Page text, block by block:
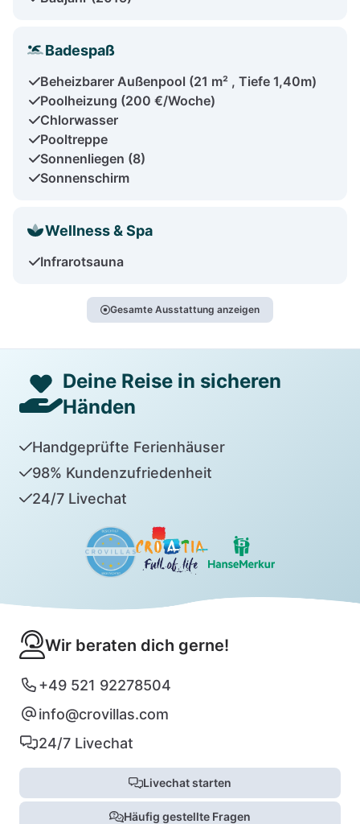
Badespaß
Beheizbarer Außenpool (21 m² , Tiefe 1,40m)
Poolheizung (200 €/Woche)
Chlorwasser
Pooltreppe
Sonnenliegen (8)
Sonnenschirm
Wellness & Spa
Infrarotsauna
Gesamte Ausstattung anzeigen
Deine Reise in sicheren
Händen
Handgeprüfte Ferienhäuser
98% Kundenzufriedenheit
24/7 Livechat
Wir beraten dich gerne!
+49 521 92278504
info@crovillas.com
24/7 Livechat
Livechat starten
Häufig gestellte Fragen